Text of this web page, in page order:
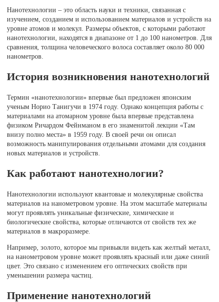
Нанотехнологии – это область науки и техники, связанная с
изучением, созданием и использованием материалов и устройств на
уровне атомов и молекул. Размеры объектов, с которыми работают
нанотехнологии, находятся в диапазоне от 1 до 100 нанометров. Для
сравнения, толщина человеческого волоса составляет около 80 000
нанометров.
История возникновения нанотехнологий
Термин «нанотехнологии» впервые был предложен японским
ученым Норио Танигучи в 1974 году. Однако концепция работы с
материалами на атомарном уровне была впервые представлена
физиком Ричардом Фейнманом в его знаменитой лекции «Там
внизу полно места» в 1959 году. В своей речи он описал
возможность манипулирования отдельными атомами для создания
новых материалов и устройств.
Как работают нанотехнологии?
Нанотехнологии используют квантовые и молекулярные свойства
материалов на нанометровом уровне. На этом масштабе материалы
могут проявлять уникальные физические, химические и
биологические свойства, которые отличаются от свойств тех же
материалов в макроразмере.
Например, золото, которое мы привыкли видеть как желтый металл,
на нанометровом уровне может проявлять красный или даже синий
цвет. Это связано с изменением его оптических свойств при
уменьшении размера частиц.
Применение нанотехнологий